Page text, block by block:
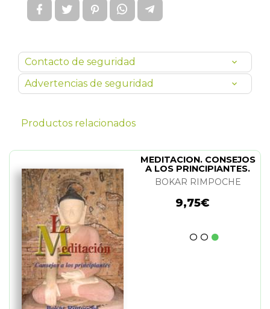
Contacto de seguridad
Advertencias de seguridad
Productos relacionados
MEDITACION. CONSEJOS
A LOS PRINCIPIANTES.
LA
BOKAR RIMPOCHE
9,75€